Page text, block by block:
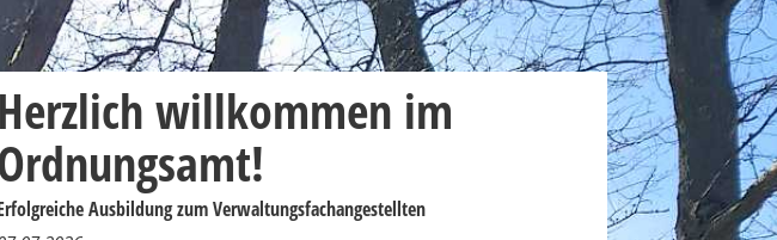
Herzlich willkommen im
Ausbildung zum Verwaltungsfachangestellten